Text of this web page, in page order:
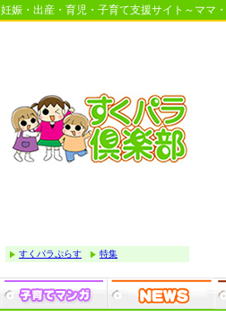
妊娠・出産・育児・子育て支援サイト～ママ
すくパラぷらす 特集